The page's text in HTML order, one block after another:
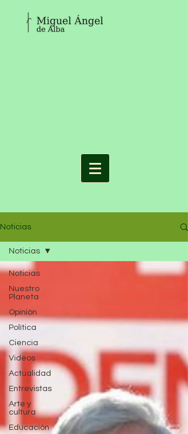
Noticias
Noticias
Nuestro
Planeta
Opinión
Política
Ciencia
Videos
Actualidad
Entrevistas
Arte y
cultura
Educación
Noticias